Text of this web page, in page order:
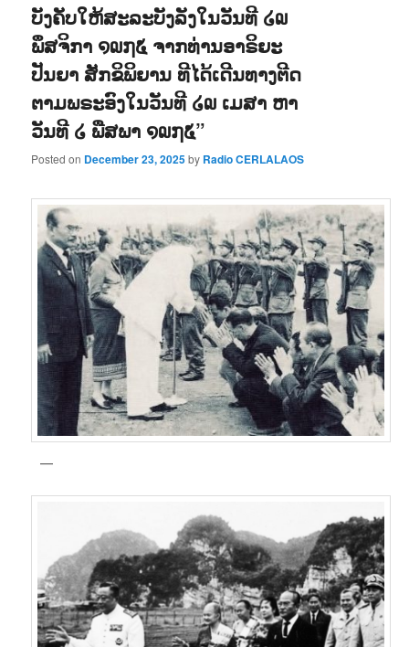
ບັງຄັບໃຫ້ສະລະບັງລັງໃນວັນທີ ໒໙
ພຶສຈິກາ ໑໙໗໕ ຈາກທ່ານອາຣິຍະ
ປັນຍາ ສັກຂິພິຍານ ທີໄດ້ເດີນທາງຕີດ
ຕາມພຣະອົງໃນວັນທີ ໒໙ ເມສາ ຫາ
ວັນທີ ໒ ພືສພາ ໑໙໗໕”
Posted on December 23, 2025by Radio CERLALAOS